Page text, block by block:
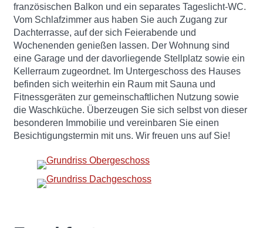
französischen Balkon und ein separates Tageslicht-WC.
Vom Schlafzimmer aus haben Sie auch Zugang zur
Dachterrasse, auf der sich Feierabende und
Wochenenden genießen lassen. Der Wohnung sind
eine Garage und der davorliegende Stellplatz sowie ein
Kellerraum zugeordnet. Im Untergeschoss des Hauses
befinden sich weiterhin ein Raum mit Sauna und
Fitnessgeräten zur gemeinschaftlichen Nutzung sowie
die Waschküche. Überzeugen Sie sich selbst von dieser
besonderen Immobilie und vereinbaren Sie einen
Besichtigungstermin mit uns. Wir freuen uns auf Sie!